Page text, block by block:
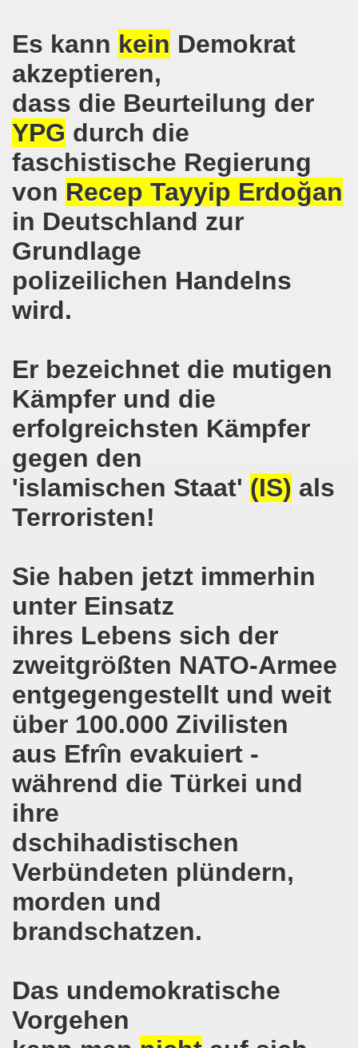
Es kann kein Demokrat
akzeptieren,
dass die Beurteilung der
YPG durch die
faschistische Regierung
von Recep Tayyip Erdoğan
in Deutschland zur
Grundlage
polizeilichen Handelns
wird.
Er bezeichnet die mutigen
Kämpfer und die
erfolgreichsten Kämpfer
gegen den
'islamischen Staat' (IS) als
Terroristen!
Sie haben jetzt immerhin
unter Einsatz
ihres Lebens sich der
zweitgrößten NATO-Armee
entgegengestellt und weit
über 100.000 Zivilisten
aus Efrîn evakuiert -
während die Türkei und
ihre
dschihadistischen
Verbündeten plündern,
morden und
brandschatzen.
Das undemokratische
Vorgehen
20.08.2018 in Gelsenkirchen - ein Grund zu feiern!
Bewegung am 13.08.2018 hält weiterhin wie bisher
Bewegung am 06.08.2018 unter dem Motto:
Gelsenkirchener Montagsdemo-Bewegung am
ist mit den streikenden Kolleginnen und mit
- der Kultursaal und das Haus des Widerstands in
ruft am 23.07.2018 mit auf zur
und wirklich sehr kreativ: Eine junge Frau ergreift
am 07.07.2018 aktiver Part bei der Düsseldorfer
am 18.06.2018 als Warm-Up für die NRW-
ergreift Initiative zur Protestdemonstration am
am 28.05.2018 und am 04.06.2018 jeweils
Gelsenkirchen am 28.05.2018
Gelsenkirchener Montagsdemo-Bewegung am
am 16.04.2018 und am 23.04.2018 mit
Bewegung im Zeichen des antifaschistischen Protestes
in der Gelsenkirchener Innenstadt am 07.04.2018
gegen die Aufmärsche der Partei "Die Rechte" stehen
Gelsenkirchen beim Delegierten-Treffen der
sind gezwungen, die Tafel in Anspruch zu nehmen!
bei uns in Gelsenkirchen. Auftakt der weltweiten
mit heißen Brennpunkten
zur Demonstration "Efrin wird leben" 20.03.2018,
protestiert und demonstriert am 05.03.2018
Bewegung solidarisch am 19.02.2018 im Kampf gegen
Bewegung diskutiert am 19.02.2018 über heißes Eisen